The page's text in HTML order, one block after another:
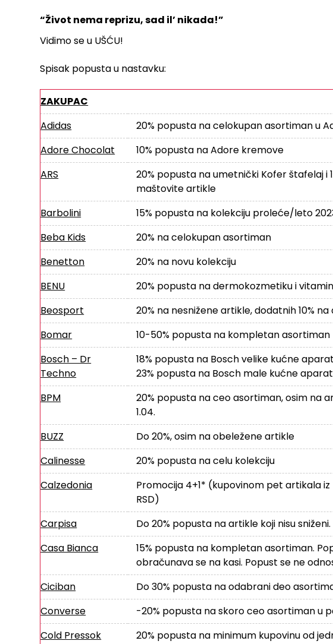
“Život nema reprizu, sad il’ nikada!”
Vidimo se u UŠĆU!
Spisak popusta u nastavku:
ZAKUPAC
Adidas
20% popusta na celokupan asortiman u
Adore Chocolat
10% popusta na Adore kremove
ARS
20% popusta na umetnički Kofer štafelaj
maštovite artikle
Barbolini
15% popusta na kolekciju proleće/leto
Beba Kids
20% na celokupan asortiman
Benetton
20% na novu kolekciju
BENU
20% popusta na dermokozmetiku i
Beosport
20% na nesnižene artikle, dodatnih 10%
Bomar
10-50% popusta na kompletan asortiman
Bosch – Dr
Techno
18% popusta na Bosch velike kućne
23% popusta na Bosch male kućne
BPM
20% popusta na ceo asortiman, osim na
1.04.
BUZZ
Do 20%, osim na obeležene artikle
Calinesse
20% popusta na celu kolekciju
Calzedonia
Promocija 4+1* (kupovinom pet artikala
RSD)
Carpisa
Do 20% popusta na artikle koji nisu
Casa Bianca
15% popusta na kompletan asortiman.
obračunava se na kasi. Popust se ne
Ciciban
Do 30% popusta na odabrani deo
Converse
-20% popusta na skoro ceo asortiman u
Cold Pressok
20% popusta na minimum kupovinu od